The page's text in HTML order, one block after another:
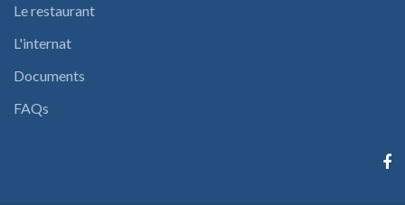
Le restaurant
L'internat
Documents
FAQs